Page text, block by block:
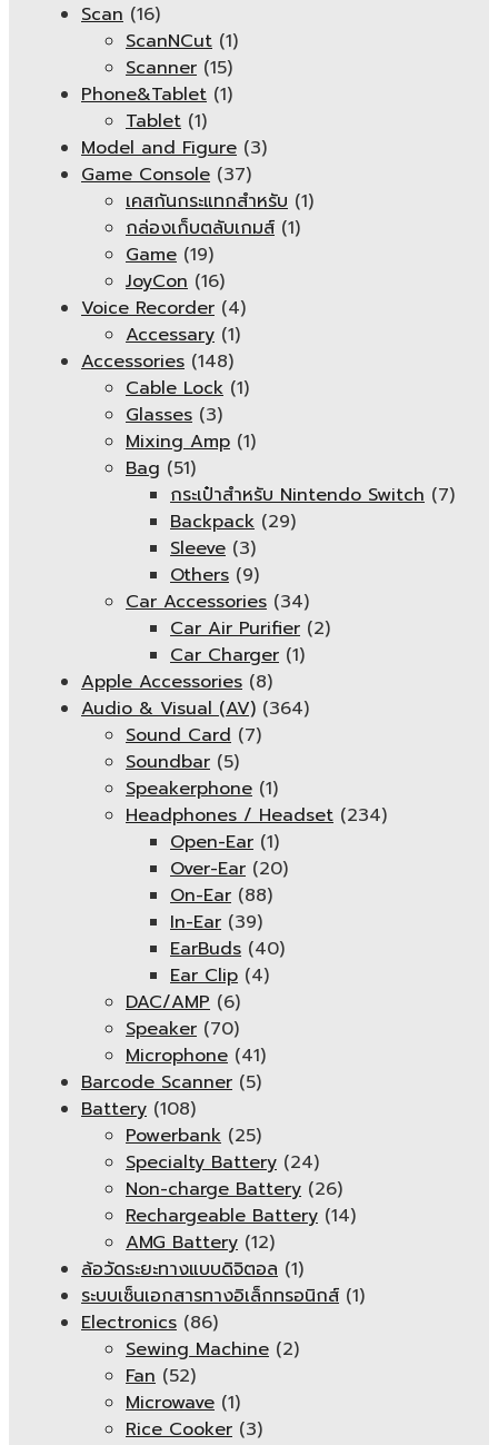
Scan (16)
ScanNCut (1)
Scanner (15)
Phone&Tablet (1)
Tablet (1)
Model and Figure (3)
Game Console (37)
เคสกันกระแทกสำหรับ (1)
กล่องเก็บตลับเกมส์ (1)
Game (19)
JoyCon (16)
Voice Recorder (4)
Accessary (1)
Accessories (148)
Cable Lock (1)
Glasses (3)
Mixing Amp (1)
Bag (51)
กระเป๋าสำหรับ Nintendo Switch (7)
Backpack (29)
Sleeve (3)
Others (9)
Car Accessories (34)
Car Air Purifier (2)
Car Charger (1)
Apple Accessories (8)
Audio & Visual (AV) (364)
Sound Card (7)
Soundbar (5)
Speakerphone (1)
Headphones / Headset (234)
Open-Ear (1)
Over-Ear (20)
On-Ear (88)
In-Ear (39)
EarBuds (40)
Ear Clip (4)
DAC/AMP (6)
Speaker (70)
Microphone (41)
Barcode Scanner (5)
Battery (108)
Powerbank (25)
Specialty Battery (24)
Non-charge Battery (26)
Rechargeable Battery (14)
AMG Battery (12)
ล้อวัดระยะทางแบบดิจิตอล (1)
ระบบเซ็นเอกสารทางอิเล็กทรอนิกส์ (1)
Electronics (86)
Sewing Machine (2)
Fan (52)
Microwave (1)
Rice Cooker (3)